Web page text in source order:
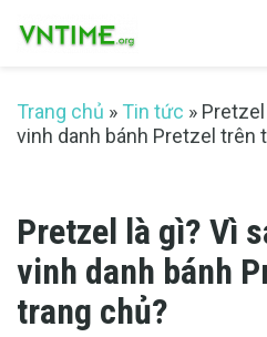
Trang chủ » Tin tức » Pretzel
vinh danh bánh Pretzel trên
Pretzel là gì? Vì
vinh danh bánh
trang chủ?